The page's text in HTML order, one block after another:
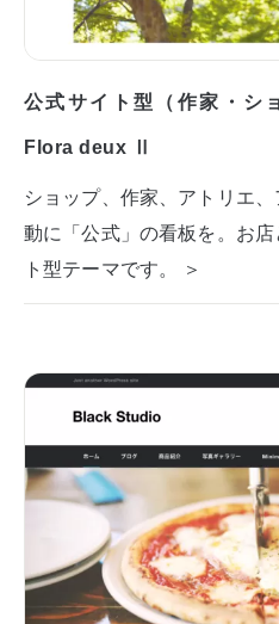
公式サイト型（作家・シ
Flora deux Ⅱ
ショップ、作家、アトリエ
動に「公式」の看板を。お
ト型テーマです。 ＞